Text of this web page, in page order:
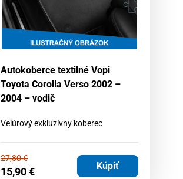
Autokoberce textilné Vopi
Toyota Corolla Verso 2002 –
2004 – vodič
Velúrový exkluzívny koberec
27,80€
15,90€ Kúpiť